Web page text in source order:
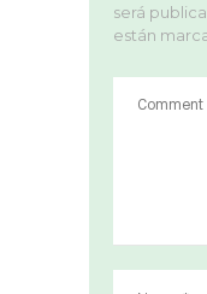
será
están